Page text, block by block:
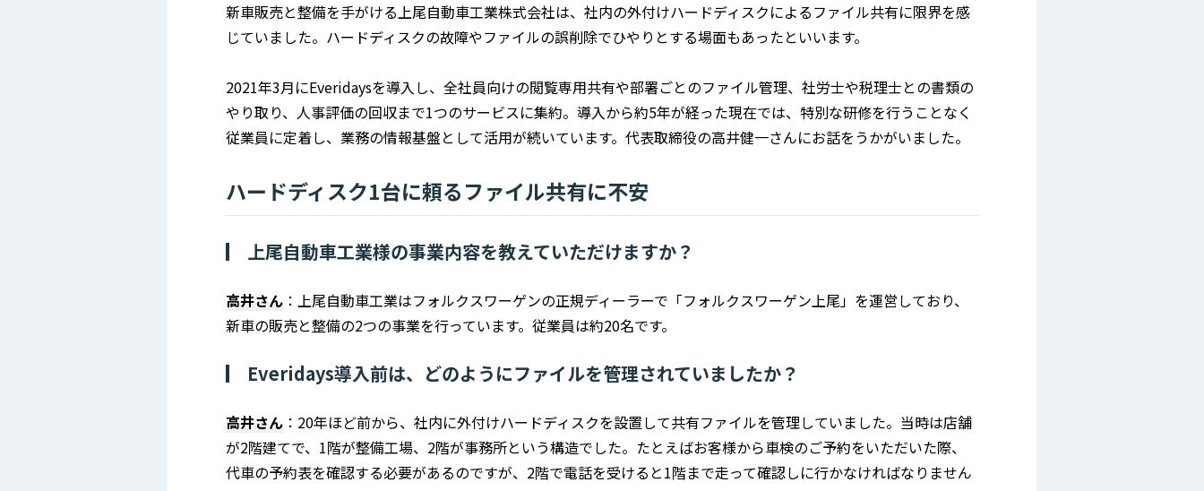
新車販売と整備を手がける上尾自動車工業株式会社は、社内の外付けハードディスクによるファイル共有に限界を感
じていました。ハードディスクの故障やファイルの誤削除でひやりとする場面もあったといいます。
2021年3月にEveridaysを導入し、全社員向けの閲覧専用共有や部署ごとのファイル管理、社労士や税理士との書類の
やり取り、人事評価の回収まで1つのサービスに集約。導入から約5年が経った現在では、特別な研修を行うことなく
従業員に定着し、業務の情報基盤として活用が続いています。代表取締役の高井健一さんにお話をうかがいました。
ハードディスク1台に頼るファイル共有に不安
上尾自動車工業様の事業内容を教えていただけますか？
高井さん ：上尾自動車工業はフォルクスワーゲンの正規ディーラーで「フォルクスワーゲン上尾」を運営しており、
新車の販売と整備の2つの事業を行っています。従業員は約20名です。
Everidays導入前は、どのようにファイルを管理されていましたか？
高井さん ：20年ほど前から、社内に外付けハードディスクを設置して共有ファイルを管理していました。当時は店舗
が2階建てで、1階が整備工場、2階が事務所という構造でした。たとえばお客様から車検のご予約をいただいた際、
代車の予約表を確認する必要があるのですが、2階で電話を受けると1階まで走って確認しに行かなければなりません